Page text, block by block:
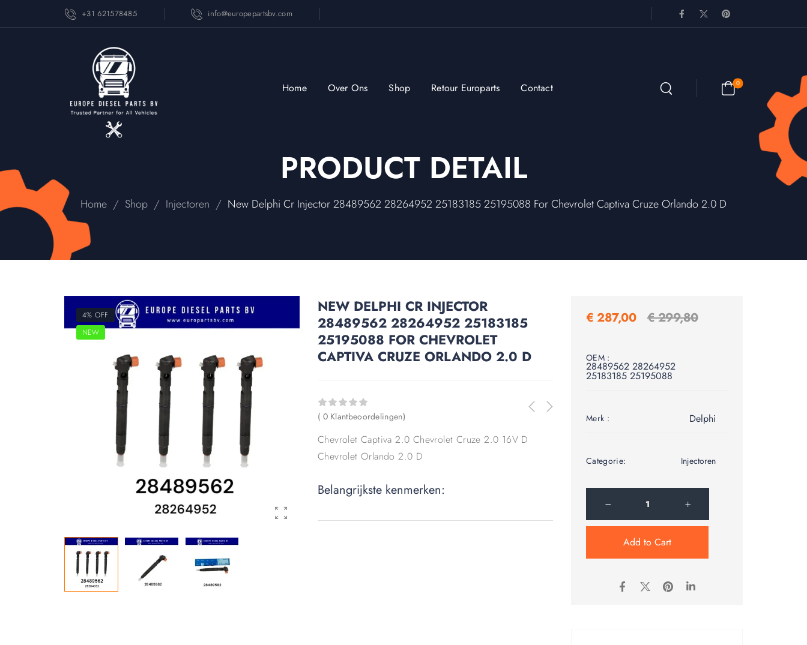
+31 621578485 info@europepartsbv.com
Home Over Ons Shop Retour Europarts Contact 0
PRODUCT DETAIL
Home / Shop / Injectoren / New Delphi Cr Injector 28489562 28264952 25183185 25195088 For Chevrolet Captiva Cruze Orlando 2.0 D
4% OFF
NEW
NEW DELPHI CR INJECTOR
28489562 28264952 25183185
25195088 FOR CHEVROLET
CAPTIVA CRUZE ORLANDO 2.0 D
( 0 Klantbeoordelingen)
Chevrolet Captiva 2.0 Chevrolet Cruze 2.0 16V D
Chevrolet Orlando 2.0 D
Belangrijkste kenmerken:
€ 287,00 €299,80
OEM :
28489562 28264952
25183185 25195088
Merk : Delphi
Categorie: Injectoren
Add to Cart